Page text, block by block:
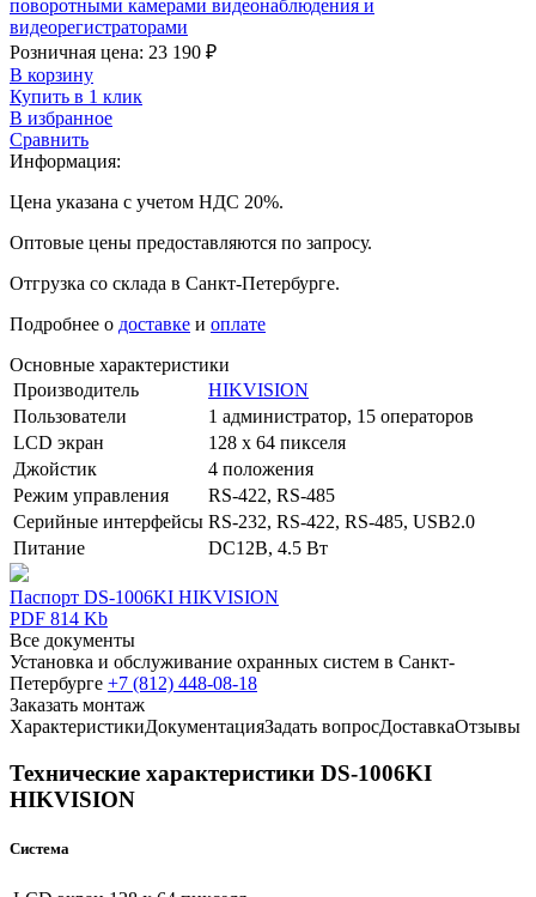
Розничная цена: 23 190 ₽
В корзину
Купить в 1 клик
В избранное
Сравнить
Информация:
Цена указана с учетом НДС 20%.
Оптовые цены предоставляются по запросу.
Отгрузка со склада в Санкт-Петербурге.
Подробнее о доставке и оплате
Основные характеристики
Производитель
HIKVISION
Пользователи
1 администратор, 15 операторов
LCD экран
128 х 64 пикселя
Джойстик
4 положения
Режим управления
RS-422, RS-485
Серийные интерфейсы RS-232, RS-422, RS-485, USB2.0
Питание
DC12В, 4.5 Вт
Паспорт DS-1006KI HIKVISION
PDF 814 Kb
Все документы
Установка и обслуживание охранных систем в Санкт-
Петербурге +7 (812) 448-08-18
Заказать монтаж
ХарактеристикиДокументацияЗадать вопросДоставкаОтзывы
Технические характеристики DS-1006KI
HIKVISION
Система